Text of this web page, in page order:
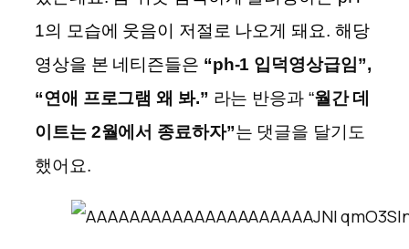
1의 모습에 웃음이 저절로 나오게 돼요. 해당
영상을 본 네티즌들은 “ph-1 입덕영상급임”,
“연애 프로그램 왜 봐.” 라는 반응과 “월간 데
이트는 2월에서 종료하자”는 댓글을 달기도
했어요.